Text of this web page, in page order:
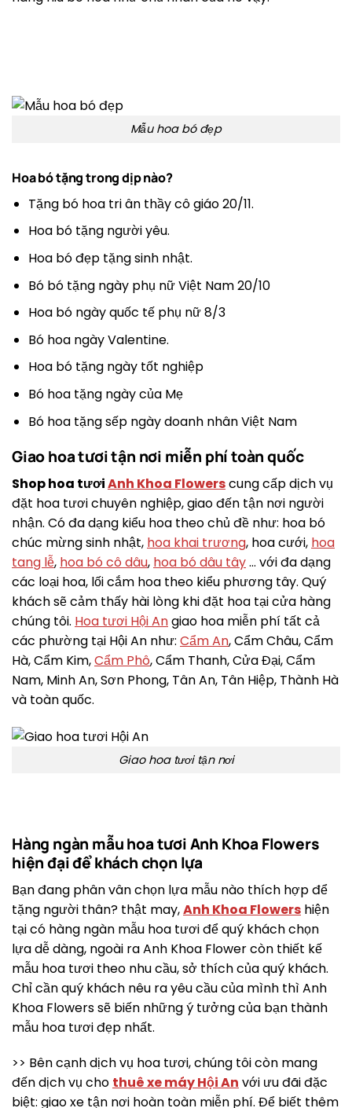
Mẫu hoa bó đẹp
Hoa bó tặng trong dịp nào?
Tặng bó hoa tri ân thầy cô giáo 20/11.
Hoa bó tặng người yêu.
Hoa bó đẹp tặng sinh nhật.
Bó bó tặng ngày phụ nữ Việt Nam 20/10
Hoa bó ngày quốc tế phụ nữ 8/3
Bó hoa ngày Valentine.
Hoa bó tặng ngày tốt nghiệp
Bó hoa tặng ngày của Mẹ
Bó hoa tặng sếp ngày doanh nhân Việt Nam
Giao hoa tươi tận nơi miễn phí toàn quốc
Shop hoa tươiAnh Khoa Flowerscung cấp dịch vụ
đặt hoa tươi chuyên nghiệp, giao đến tận nơi người
nhận. Có đa dạng kiểu hoa theo chủ đề như: hoa bó
chúc mừng sinh nhật, hoa khai trương, hoa cưới, hoa
tang lễ, hoa bó cô dâu, hoa bó dâu tây… với đa dạng
các loại hoa, lối cắm hoa theo kiểu phương tây. Quý
khách sẽ cảm thấy hài lòng khi đặt hoa tại cửa hàng
chúng tôi. Hoa tươi Hội Angiao hoa miễn phí tất cả
các phường tại Hội An như: Cẩm An, Cẩm Châu, Cẩm
Hà, Cẩm Kim,Cẩm Phô, Cẩm Thanh, Cửa Đại, Cẩm
Nam, Minh An, Sơn Phong, Tân An, Tân Hiệp, Thành Hà
và toàn quốc.
Giao hoa tươi tận nơi
Hàng ngàn mẫu hoa tươi Anh Khoa Flowers
hiện đại để khách chọn lựa
Bạn đang phân vân chọn lựa mẫu nào thích hợp để
tặng người thân? thật may,Anh Khoa Flowers hiện
tại có hàng ngàn mẫu hoa tươi để quý khách chọn
lựa dễ dàng, ngoài ra Anh Khoa Flower còn thiết kế
mẫu hoa tươi theo nhu cầu, sở thích của quý khách.
Chỉ cần quý khách nêu ra yêu cầu của mình thì Anh
Khoa Flowers sẽ biến những ý tưởng của bạn thành
mẫu hoa tươi đẹp nhất.
>> Bên cạnh dịch vụ hoa tươi, chúng tôi còn mang
đến dịch vụ cho thuê xe máy Hội An với ưu đãi đặc
biệt: giao xe tận nơi hoàn toàn miễn phí. Để biết thêm